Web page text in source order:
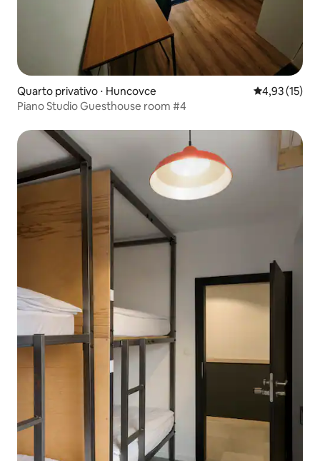
Quarto privativo ⋅ Huncovce 4,93 de uma
4,93 (15)
Piano Studio Guesthouse room #4